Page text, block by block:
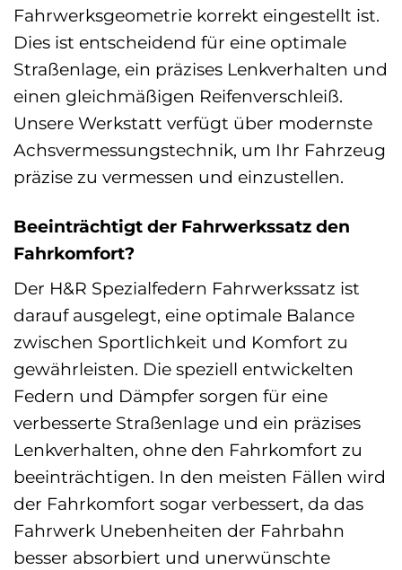
Fahrwerksgeometrie korrekt eingestellt ist.
Dies ist entscheidend für eine optimale
Straßenlage, ein präzises Lenkverhalten und
einen gleichmäßigen Reifenverschleiß.
Unsere Werkstatt verfügt über modernste
Achsvermessungstechnik, um Ihr Fahrzeug
präzise zu vermessen und einzustellen.
Beeinträchtigt der Fahrwerkssatz den
Fahrkomfort?
Der H&R Spezialfedern Fahrwerkssatz ist
darauf ausgelegt, eine optimale Balance
zwischen Sportlichkeit und Komfort zu
gewährleisten. Die speziell entwickelten
Federn und Dämpfer sorgen für eine
verbesserte Straßenlage und ein präzises
Lenkverhalten, ohne den Fahrkomfort zu
beeinträchtigen. In den meisten Fällen wird
der Fahrkomfort sogar verbessert, da das
Fahrwerk Unebenheiten der Fahrbahn
besser absorbiert und unerwünschte